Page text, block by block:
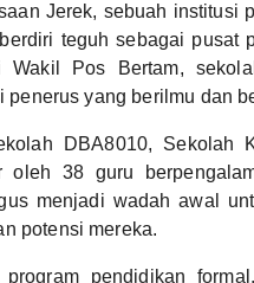
Jerek, sebuah institusi
teguh sebagai
Wakil Pos Bertam,
penerus yang berilmu dan
DBA8010, Sekolah
oleh 38 guru
menjadi wadah awal
potensi mereka.
pendidikan